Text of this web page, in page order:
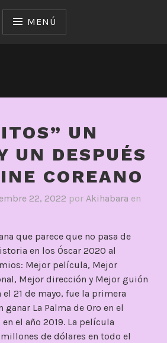
MENÚ
UN
UN DESPUÉS
COREANO
22, 2022 por Akihabara en
que parece que no pasa de
en los Óscar 2020 al
Mejor película, Mejor
Mejor dirección y Mejor guión
21 de mayo, fue la primera
ganar La Palma de Oro en el
el año 2019. La película
de dólares en todo el